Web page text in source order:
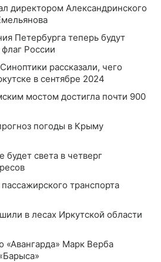
директором Александринского
Петербурга теперь будут
России
рассказали, чего
в сентябре 2024
мостом достигла почти 900
погоды в Крыму
будет света в четверг
транспорта
в лесах Иркутской области
Марк Верба